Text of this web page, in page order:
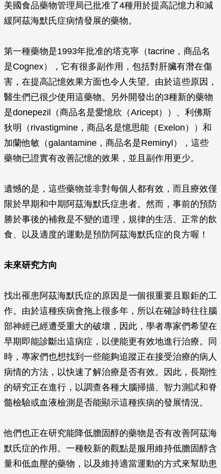
美國食品藥物管理局已批准了4種用於提高記憶力和減
緩阿茲海默氏症病情發展的藥物。
第一種藥物是1993年批准的塔克寧（tacrine，商品名
是Cognex），它有很多副作用，包括對肝臟有潛在傷
害，在提高記憶效果方面也令人失望。由於這些原因，
醫生們已很少使用這藥物。另外開發出的3種新的藥物
是donepezil（商品名是愛憶欣（Aricept））、利佛斯
狄明（rivastigmine，商品名是憶思能（Exelon））和
加蘭他敏（galantamine，商品名是Reminyl），這些
藥物已證實有改善記憶的效果，並且副作用更少。
遺憾的是，這些藥物並非對每個人都有效，而且療效僅
限於早期和中期阿茲海默氏症患者。然而，事前的預防
勝於事後的補救是不變的道理，規律的生活、正常的飲
食、以及適度的運動是預防阿茲海默氏症的良方喔！
未來研究方向
找出罹患阿茲海默氏症的原因是一個很重要且艱鉅的工
作。由於這種疾病會拖上很多年，所以在確診時往往腦
部神經已經遭受重大的破壞，因此，學者專家們希望在
早期即能診斷出這病症，以便能更有效地進行治療。同
時，專家們也想找到一些能夠追蹤正在接受治療的病人
病情的方法，以快速了解治療是否有效。因此，長期性
的研究正在進行，以調查各種大腦掃描、智力測試和脊
髓檢驗或血液檢測是否能顯示這種疾病的發展情況。
他們也正在研究能降低膽固醇的藥物是否有改善阿茲海
默氏症的作用。一種較新的觀點是服用維持低膽固醇含
量和低血壓的藥物，以及維持適當運動的方式來幫助患